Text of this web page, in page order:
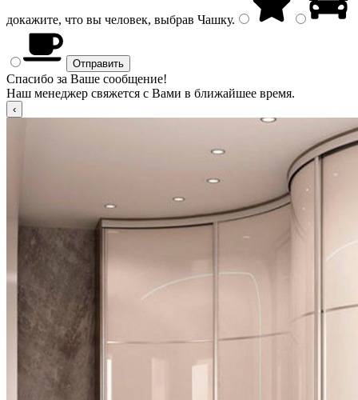
докажите, что вы человек, выбрав Чашку.
Спасибо за Ваше сообщение!
Наш менеджер свяжется с Вами в ближайшее время.